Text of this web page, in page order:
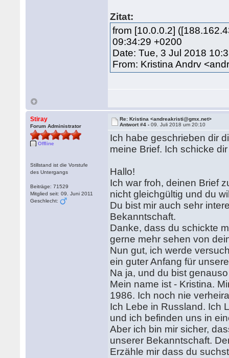
Zitat:
from [10.0.0.2]
09:34:29 +0200
Date: Tue, 3 Jul 2018
From: Kristina Andrv
Stiray
Forum Administrator
Offline
Stillstand ist die Vorstufe
des Untergangs
Beiträge: 71529
Mitglied seit: 09. Juni 2011
Geschlecht:
Re: Kristina <andreakristi@gmx.net>
Antwort #4 -09. Juli 2018 um 20:10
Ich habe geschrieben dir
meine Brief. Ich schicke
Hallo!
Ich war froh, deinen Brief
nicht gleichgültig und du
Du bist mir auch sehr
Bekanntschaft.
Danke, dass du schickte
gerne mehr sehen von
Nun gut, ich werde
ein guter Anfang für
Na ja, und du bist
Mein name ist - Kristina.
1986. Ich noch nie
Ich Lebe in Russland. Ich
und ich befinden uns in
Aber ich bin mir sicher,
unserer Bekanntschaft.
Erzähle mir dass du